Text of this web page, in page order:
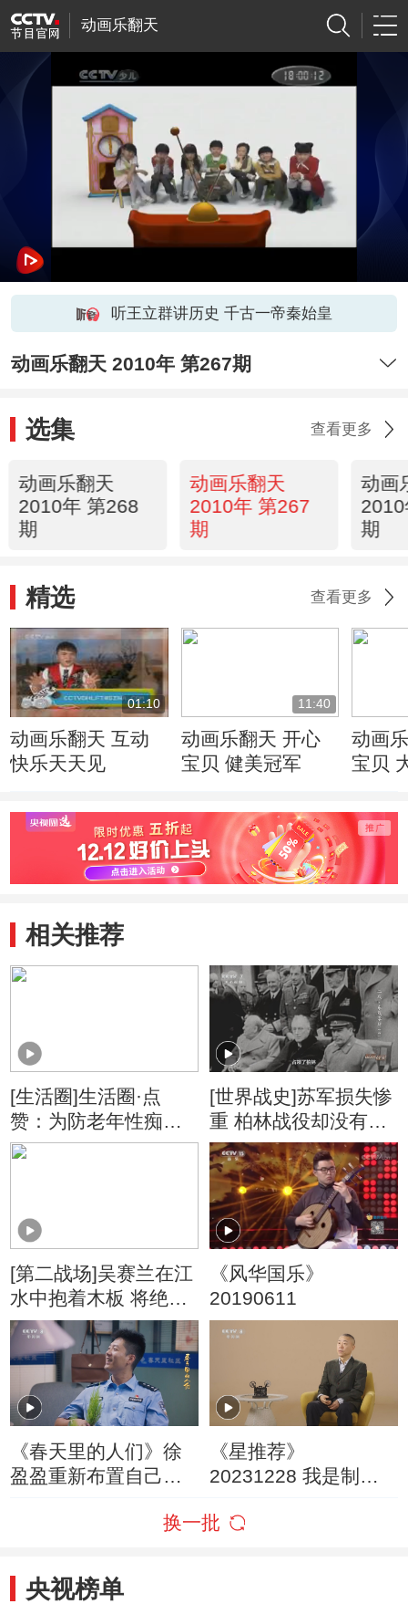
动画乐翻天
听王立群讲历史 千古一帝秦始皇
动画乐翻天 2010年 第267期
选集 查看更多
动画乐翻天
2010年 第268
期
动画乐翻天
2010年 第267
期
动画
期
精选 查看更多
01:10
动画乐翻天 互动
快乐天天见
11:40
动画乐翻天 开心
宝贝 健美冠军
动画
宝贝
相关推荐
[生活圈]生活圈·点
赞：为防老年性痴呆
古稀老人四年背完新
[世界战史]苏军损失惨
重 柏林战役却没有带
给苏联更多实际利益
[第二战场]吴赛兰在江
水中抱着木板 将绝密
情报送到解放军手中
《风华国乐》
20190611
《春天里的人们》徐
盈盈重新布置自己的
《星推荐》
20231228 我是制片
换一批
央视榜单